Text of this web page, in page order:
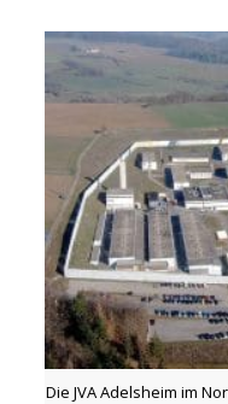
Die JVA Adelsheim im